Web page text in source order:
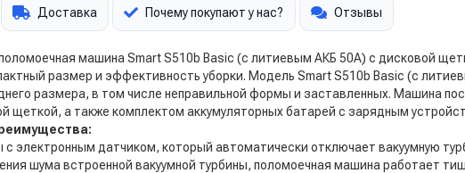
Доставка Почему покупают у нас? Отзывы
машина Smart S510b Basic (с литиевым АКБ 50А) с дисковой
размер и эффективность уборки. Модель Smart S510b Basic (с
размера, в том числе неправильной формы и заставленных. Машина
щеткой, а также комплектом аккумуляторных батарей с зарядным
с электронным датчиком, который автоматически отключает вакуумную
шума встроенной вакуумной турбины, поломоечная машина работает